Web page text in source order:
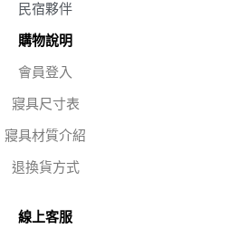
民宿夥伴
購物說明
會員登入
寢具尺寸表
寢具材質介紹
退換貨方式
線上客服